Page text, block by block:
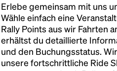
Erlebe gemeinsam mit uns
Wähle einfach eine
Rally Points aus wir Fahrten
erhältst du detaillierte
und den Buchungsstatus.
unsere fortschrittliche Ride